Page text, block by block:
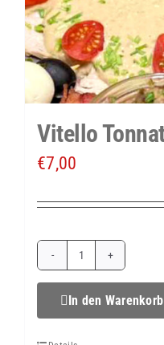
Vitello
€7,00
Vitello
Tonnato
In den Warenkorb